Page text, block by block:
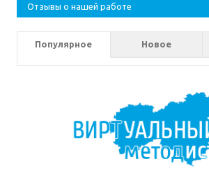
Отзывы о нашей работе
Популярное Новое